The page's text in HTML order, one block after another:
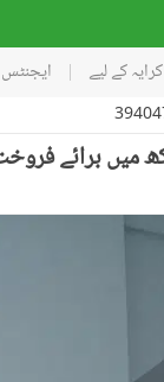
کرایہ کے لیے ایجنٹس